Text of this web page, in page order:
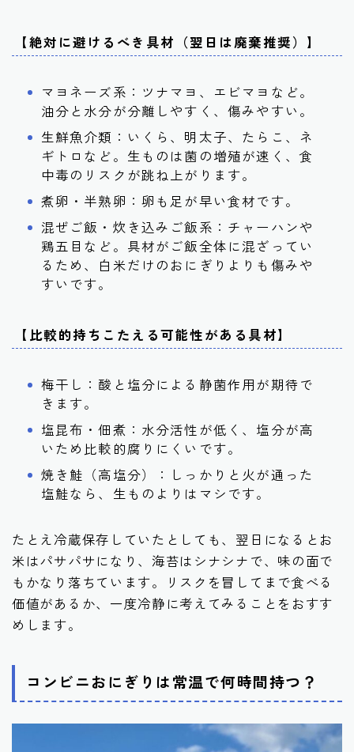
【絶対に避けるべき具材（翌日は廃棄推奨）】
マヨネーズ系：ツナマヨ、エビマヨなど。
油分と水分が分離しやすく、傷みやすい。
生鮮魚介類：いくら、明太子、たらこ、ネ
ギトロなど。生ものは菌の増殖が速く、食
中毒のリスクが跳ね上がります。
煮卵・半熟卵：卵も足が早い食材です。
混ぜご飯・炊き込みご飯系：チャーハンや
鶏五目など。具材がご飯全体に混ざってい
るため、白米だけのおにぎりよりも傷みや
すいです。
【比較的持ちこたえる可能性がある具材】
梅干し：酸と塩分による静菌作用が期待で
きます。
塩昆布・佃煮：水分活性が低く、塩分が高
いため比較的腐りにくいです。
焼き鮭（高塩分）：しっかりと火が通った
塩鮭なら、生ものよりはマシです。
たとえ冷蔵保存していたとしても、翌日になるとお
米はパサパサになり、海苔はシナシナで、味の面で
もかなり落ちています。リスクを冒してまで食べる
価値があるか、一度冷静に考えてみることをおすす
めします。
コンビニおにぎりは常温で何時間持つ？